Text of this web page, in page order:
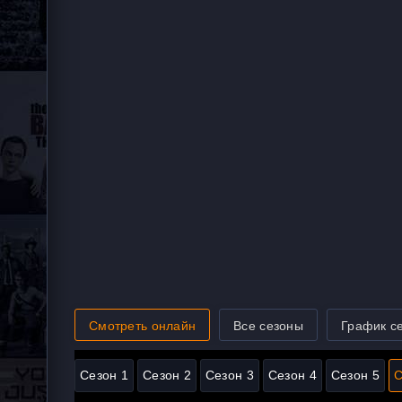
Смотреть онлайн Все сезоны График
Сезон 1 Сезон 2 Сезон 3 Сезон 4 Сезон 5